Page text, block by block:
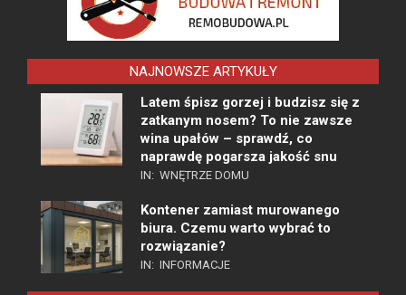
NAJNOWSZE ARTYKUŁY
Latem śpisz gorzej i budzisz się z
zatkanym nosem? To nie zawsze
wina upałów – sprawdź, co
naprawdę pogarsza jakość snu
IN: WNĘTRZE DOMU
Kontener zamiast murowanego
biura. Czemu warto wybrać to
rozwiązanie?
IN: INFORMACJE